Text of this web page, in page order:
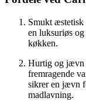
Smukt
en luksuriøs
køkken.
Hurtig og jævn
fremragende
sikrer en jævn
madlavning.